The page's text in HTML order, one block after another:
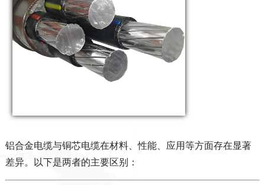
铝合金电缆与铜芯电缆在材料、性能、应用等方面存在显著
差异。以下是两者的主要区别：